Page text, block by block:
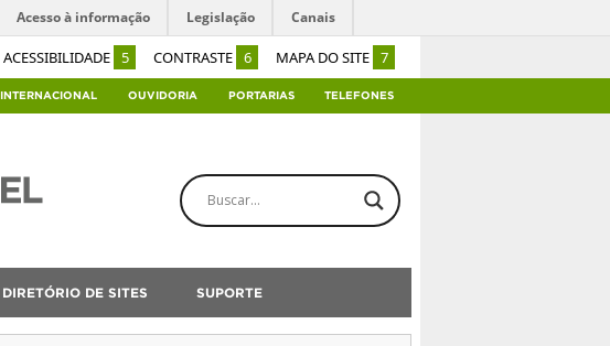
ACESSIBILIDADE 5 CONTRASTE 6 MAPA DO SITE 7
Acesso à informação Legislação Canais
INTERNACIONAL OUVIDORIA PORTARIAS TELEFONES
DIRETÓRIO DE SITES SUPORTE